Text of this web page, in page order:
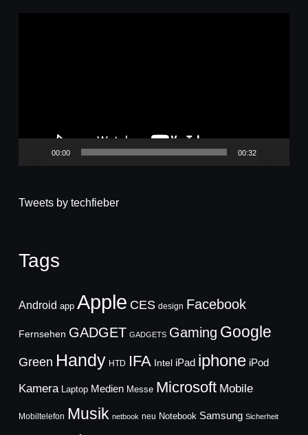
00:00 00:32
Tweets by techfieber
Tags
Android app Apple CES design Facebook
Fernsehen GADGET GADGETS Gaming Google
Green Handy HTD IFA Intel iPad iphone iPod
Kamera Laptop Medien Messe Microsoft Mobile
Mobiltelefon Musik netbook neu Notebook Samsung Sicherheit